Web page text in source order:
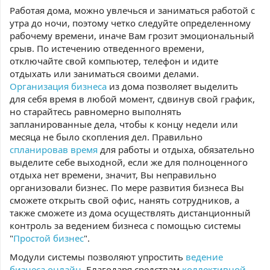
Работая дома, можно увлечься и заниматься работой с
утра до ночи, поэтому четко следуйте определенному
рабочему времени, иначе Вам грозит эмоциональный
срыв. По истечению отведенного времени,
отключайте свой компьютер, телефон и идите
отдыхать или заниматься своими делами.
Организация бизнеса из дома позволяет выделить
для себя время в любой момент, сдвинув свой график,
но старайтесь равномерно выполнять
запланированные дела, чтобы к концу недели или
месяца не было скопления дел. Правильно
спланировав время для работы и отдыха, обязательно
выделите себе выходной, если же для полноценного
отдыха нет времени, значит, Вы неправильно
организовали бизнес. По мере развития бизнеса Вы
сможете открыть свой офис, нанять сотрудников, а
также сможете из дома осуществлять дистанционный
контроль за ведением бизнеса с помощью системы
"Простой бизнес".
Модули системы позволяют упростить ведение